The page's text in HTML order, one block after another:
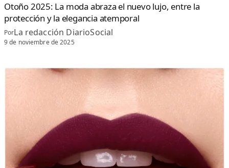
Otoño 2025: La moda abraza el nuevo lujo, entre la
protección y la elegancia atemporal
PorLa redacción DiarioSocial
9 de noviembre de 2025